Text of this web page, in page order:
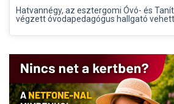
Hatvannégy, az esztergomi Óvó- és
végzett óvodapedagógus hallgató